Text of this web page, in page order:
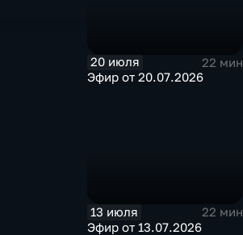
20 июля
22 мин
Эфир от 20.07.2026
13 июля
22 мин
Эфир от 13.07.2026